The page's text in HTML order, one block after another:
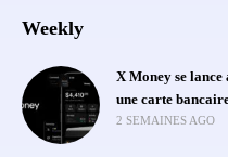
Weekly
X Money se
une carte
2 SEMAINES AGO